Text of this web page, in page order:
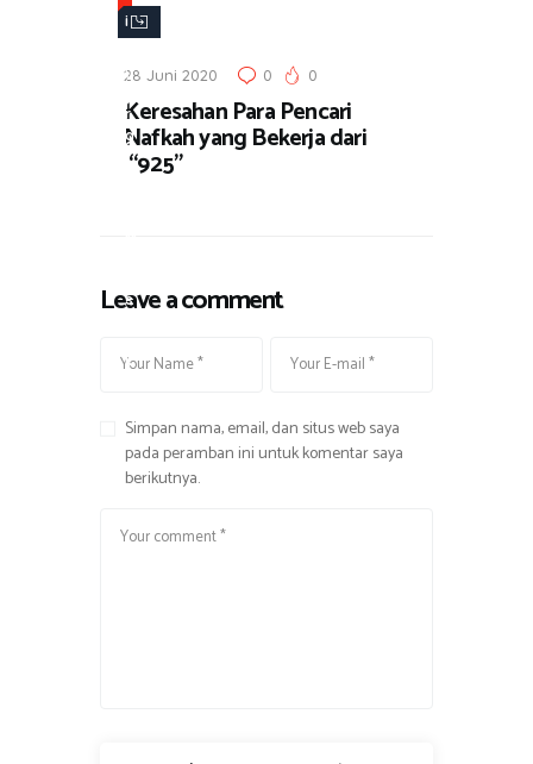
i
b
u
r
a
n
i
u
r
a
s
k
28 Juni 2020 0 0
Keresahan Para Pencari
Nafkah yang Bekerja dari
“925”
Leave a comment
Simpan nama, email, dan situs web saya
pada peramban ini untuk komentar saya
berikutnya.